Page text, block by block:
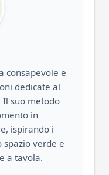
consapevole e
dedicate al
Il suo metodo
in
ispirando i
verde e
a tavola.